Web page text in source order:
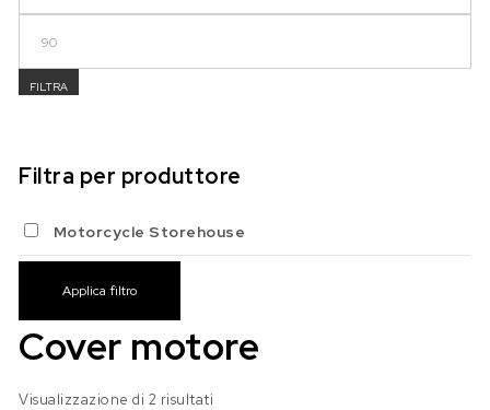
FILTRA
Filtra per produttore
Motorcycle Storehouse
Applica filtro
Cover motore
Visualizzazione di 2 risultati